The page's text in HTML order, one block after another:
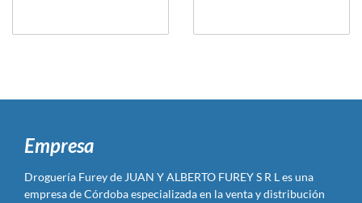
Empresa
Droguería Furey de JUAN Y ALBERTO FUREY S R L es una
empresa de Córdoba especializada en la venta y distribución